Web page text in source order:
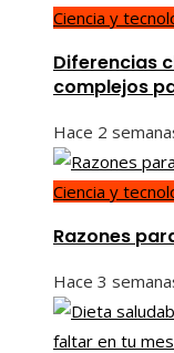
Ciencia y
Diferencias
complejos
Hace 2
Ciencia y
Razones
Hace 3